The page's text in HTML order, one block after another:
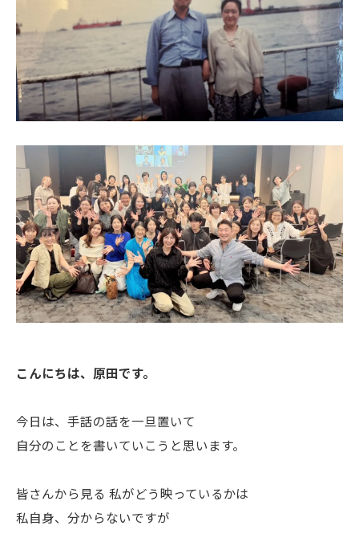
こんにちは、原田です。
今日は、手話の話を一旦置いて
自分のことを書いていこうと思います。
皆さんから見る 私がどう映っているかは
私自身、分からないですが